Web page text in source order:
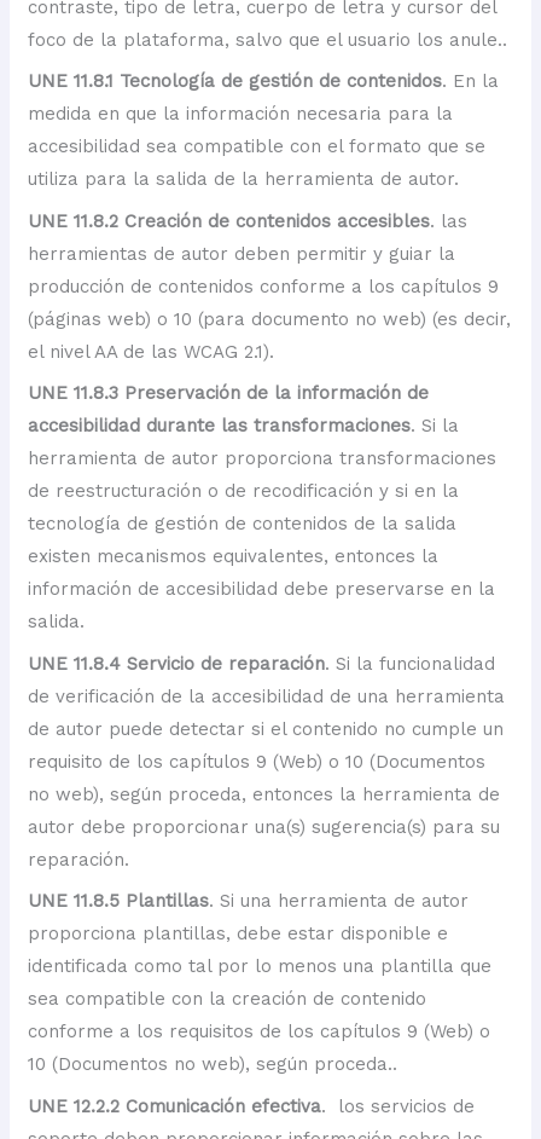
contraste, tipo de letra, cuerpo de letra y cursor del
foco de la plataforma, salvo que el usuario los anule..
UNE 11.8.1 Tecnología de gestión de contenidos. En la
medida en que la información necesaria para la
accesibilidad sea compatible con el formato que se
utiliza para la salida de la herramienta de autor.
UNE 11.8.2 Creación de contenidos accesibles. las
herramientas de autor deben permitir y guiar la
producción de contenidos conforme a los capítulos 9
(páginas web) o 10 (para documento no web) (es decir,
el nivel AA de las WCAG 2.1).
UNE 11.8.3 Preservación de la información de
accesibilidad durante las transformaciones. Si la
herramienta de autor proporciona transformaciones
de reestructuración o de recodificación y si en la
tecnología de gestión de contenidos de la salida
existen mecanismos equivalentes, entonces la
información de accesibilidad debe preservarse en la
salida.
UNE 11.8.4 Servicio de reparación. Si la funcionalidad
de verificación de la accesibilidad de una herramienta
de autor puede detectar si el contenido no cumple un
requisito de los capítulos 9 (Web) o 10 (Documentos
no web), según proceda, entonces la herramienta de
autor debe proporcionar una(s) sugerencia(s) para su
reparación.
UNE 11.8.5 Plantillas. Si una herramienta de autor
proporciona plantillas, debe estar disponible e
identificada como tal por lo menos una plantilla que
sea compatible con la creación de contenido
conforme a los requisitos de los capítulos 9 (Web) o
10 (Documentos no web), según proceda..
UNE 12.2.2 Comunicación efectiva. los servicios de